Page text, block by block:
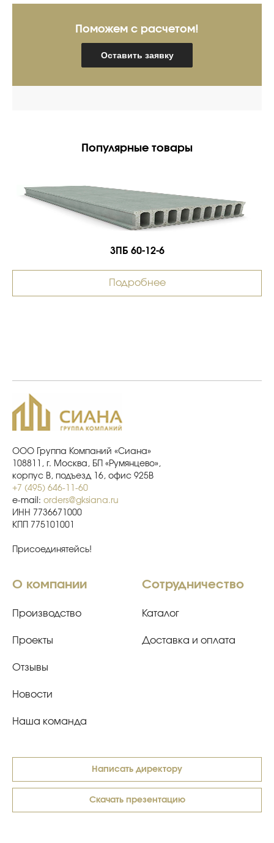
Поможем с расчетом!
Оставить заявку
Популярные товары
3ПБ 60-12-6
Подробнее
ООО Группа Компаний «Сиана»
108811, г. Москва, БП «Румянцево»,
корпус В, подъезд 16, офис 925В
+7 (495) 646-11-60
e-mail: orders@gksiana.ru
ИНН 7736671000
КПП 775101001
Присоединятейсь!
О компании
Производство
Проекты
Отзывы
Новости
Наша команда
Сотрудничество
Каталог
Доставка и оплата
Написать директору
Скачать презентацию